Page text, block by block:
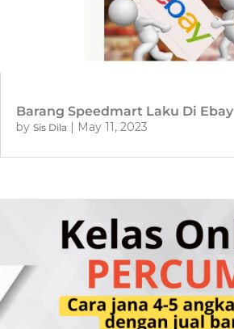
Barang Speedmart Laku Di Ebay
by Sis Dila | May 11, 2023